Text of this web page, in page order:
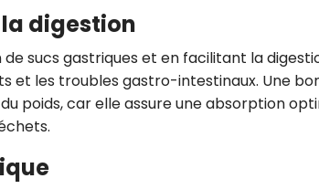
digestion
sucs gastriques et en facilitant la
et les troubles gastro-intestinaux. Une
poids, car elle assure une absorption